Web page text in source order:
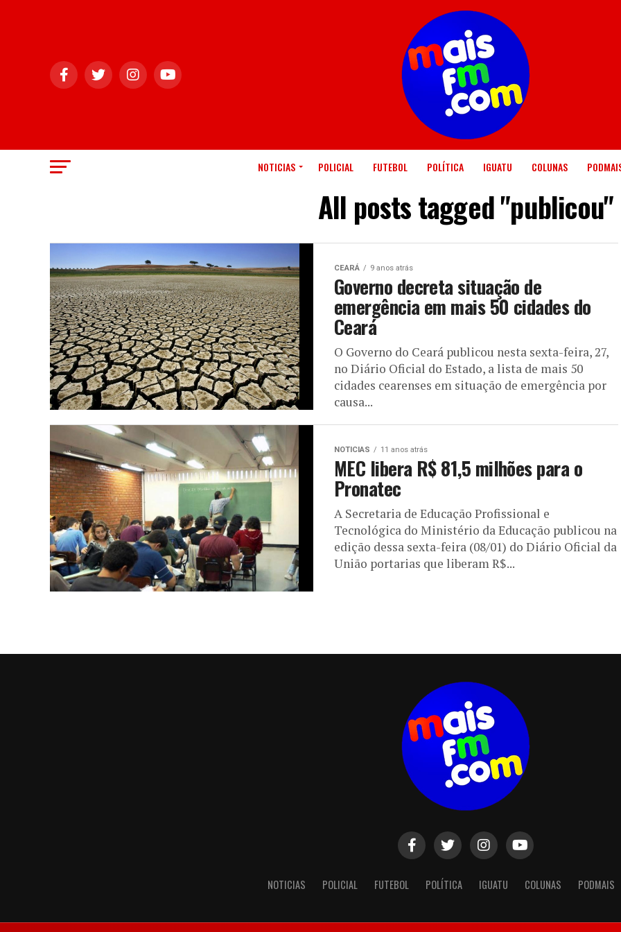
NOTICIAS POLICIAL FUTEBOL POLÍTICA IGUATU COLUNAS
All posts tagged "publicou"
CEARÁ 9 anos atrás
Governo decreta situação de
emergência em mais 50 cidades do
Ceará
O Governo do Ceará publicou nesta sexta-feira, 27,
no Diário Oficial do Estado, a lista de mais 50
cidades cearenses em situação de emergência por
causa...
NOTICIAS 11 anos atrás
MEC libera R$ 81,5 milhões para o
Pronatec
A Secretaria de Educação Profissional e
Tecnológica do Ministério da Educação publicou na
edição dessa sexta-feira (08/01) do Diário Oficial da
União portarias que liberam R$...
NOTICIAS POLICIAL FUTEBOL POLÍTICA IGUATU COLUNAS PODMAIS